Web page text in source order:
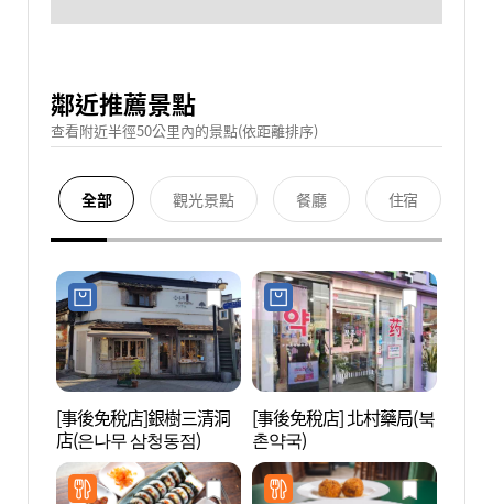
鄰近推薦景點
查看附近半徑50公里內的景點(依距離排序)
全部 觀光景點 餐廳 住宿
[事後免稅店]銀樹三清洞
店(은나무 삼청동점)
[事後免稅店] 北村藥局(북
촌약국)